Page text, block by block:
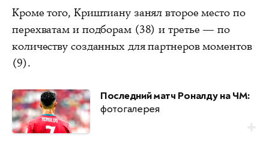
Кроме того, Криштиану занял второе место по
перехватам и подборам (38) и третье — по
количеству созданных для партнеров моментов
(9).
Последний матч Роналду на ЧМ:
фотогалерея